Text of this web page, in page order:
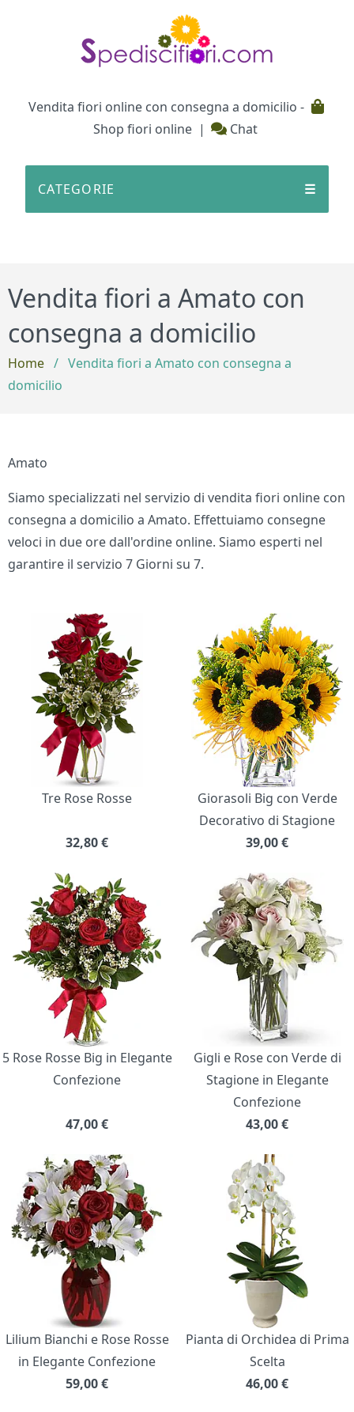
Vendita fiori online con consegna a domicilio -
Shop fiori online | Chat
CATEGORIE ☰
Vendita fiori a Amato con
consegna a domicilio
Home / Vendita fiori a Amato con consegna a
domicilio
Amato
Siamo specializzati nel servizio di vendita fiori online con
consegna a domicilio a Amato. Effettuiamo consegne
veloci in due ore dall'ordine online. Siamo esperti nel
garantire il servizio 7 Giorni su 7.
Bouquet di fiori
Tre Rose Rosse
32,80€
Giorasoli Big con Verde
Decorativo di Stagione
39,00€
5 Rose Rosse Big in Elegante
Confezione
47,00€
Gigli e Rose con Verde di
Stagione in Elegante
Confezione
43,00€
Lilium Bianchi e Rose Rosse
in Elegante Confezione
59,00€
Pianta di Orchidea di Prima
Scelta
46,00€